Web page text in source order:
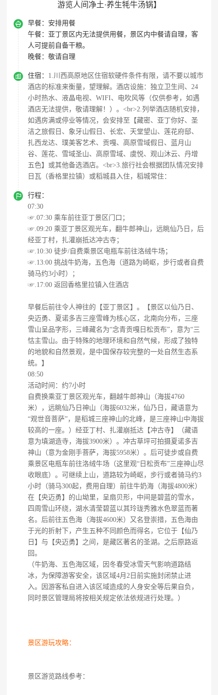
游览人间净土·养生牦牛汤锅】
 早餐： 安排用餐
午餐： 亚丁景区内无法提供用餐，景区内中餐请自理，客
人可提前自备干粮。
晚餐： 敬请自理
 住宿： 1.川西高原地区住宿软硬件条件有限，请不要以城市
酒店的标准来衡量，望理解。酒店设施：独立卫生间、24
小时热水、液晶电视、WIFI、电吹风等（仅供参考，如遇
酒店无法提供，敬请理解！）。<br>2.列举酒店随机安排，
如遇房满或停业等情况，会安排至【藏密、亚丁你好、圣
洁之旅假日、象牙山假日、长宏、天堂望山、莲花府邸、
扎西龙达、璞美客艺术、贡嘎、高原雪域假日、蓝月山
谷、莲花、雪域圣山、高原雪域、虞悦、观山沐云、丹增
五色】或其他备选酒店。<br>3.旅行社会根据团队情况安排
日瓦（香格里拉镇）或稻城县入住，稻城常住：

行程：
07:30
☞.07:30 乘车前往亚丁景区门口；
☞.09:20 乘亚丁景区观光车，翻牛郎神山，远眺仙乃日，后
经亚丁村，扎灌崩抵达冲古寺；
☞.10:30 徒步/自费乘景区电瓶车前往洛绒牛场；
☞.13:00 挑战牛奶海，五色海（道路为崎岖，步行或者自费
骑马约3小时）；
☞.17:00 返回香格里拉镇入住酒店
早餐后前往令人神往的【亚丁景区】。【景区以仙乃日、
央迈勇、夏诺多吉三座雪峰为核心区，北南向分布，三座
雪山呈品字形，三峰藏名为“念青贡嘎日松贡布”，意为“三
怙主雪山。由于特殊的地理环境和自然气候，形成了独特
的地貌和自然景观，是中国保存较完整的一处自然生态系
统。】
08:50
活动时间：约7小时
自费换乘亚丁景区观光车，翻越牛郎神山（海拔4760
米），远眺仙乃日神山（海拔6032米，仙乃日，藏语意为
“观世音菩萨”，是稻城三座神山的北峰，是三座神山中海拔
较高的一座。）经亚丁村、扎灌崩抵达【冲古寺】（藏语
意为填湖造寺，海拔3900米）。冲古草坪可拍摄夏诺多吉
神山（意为金刚手菩萨，海拔5958米）。后可徒步或自费
乘景区电瓶车前往洛绒牛场（这里观“日松贡布”三座神山尽
收眼底）。可继续上山，道路较为崎岖，步行或者骑马约3
小时（骑马300起，费用自理）前往牛奶海（海拔4800米）
在【央迈勇】的山坳里，呈扇贝形，中间是碧蓝的雪水，
四周雪山环绕，湖水清莹碧蓝以其玲珑秀雅水色翠蓝而著
名。后前往五色海（海拔4600米）又名登崇措，五色海由
于光的折射下，产生五种不同颜色而得名，它位于【仙乃
日】与【央迈勇】之间，是藏区著名的圣湖。之后原路返
回。
（牛奶海、五色海区域，因冬春受冰雪天气影响道路结
冰，为保障游客安全，该区域4月2日前实施封闭禁止进
入。因游客私自进入该区域造成的人身安全等后果自负，
同时景区管理局将按相关规定依法依规进行处理。）
景区游玩攻略：
景区游览路线参考：